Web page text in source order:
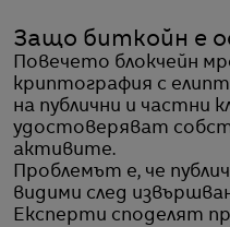
Защо биткойн е
Повечето блокчейн
криптография с
на публични и частни
удостоверяват
активите.
Проблемът е, че
видими след
Експерти споделят